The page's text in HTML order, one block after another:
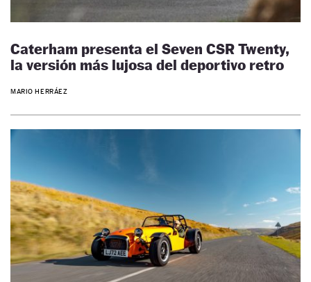
Caterham presenta el Seven CSR Twenty,
la versión más lujosa del deportivo retro
MARIO HERRÁEZ